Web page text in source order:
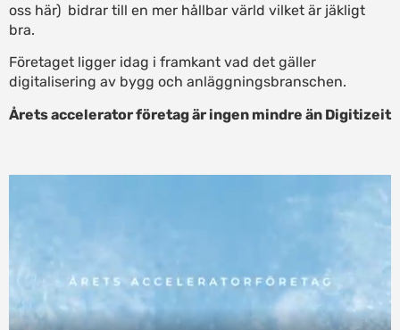
oss här) bidrar till en mer hållbar värld vilket är jäkligt
bra.
Företaget ligger idag i framkant vad det gäller
digitalisering av bygg och anläggningsbranschen.
Årets accelerator företag är ingen mindre än Digitizeit